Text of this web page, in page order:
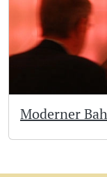
Moderner